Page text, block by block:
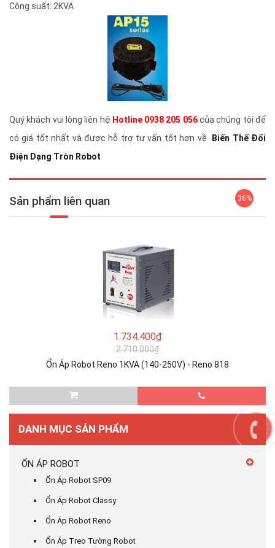
Công suất: 2KVA
Quý khách vui lòng liên hệ Hotline 0938 205 056của chúng tôi để
có giá tốt nhất và được hỗ trợ tư vấn tốt hơn về
Biến Thế Đổi
Điện Dạng Tròn Robot
Sản phẩm liên quan
1.734.400₫
2.710.000₫
Ổn Áp Robot Reno 1KVA (140-250V) - Reno 818
36%
DANH MỤC SẢN PHẨM
ỔN ÁP ROBOT
Ổn Áp Robot SP09
Ổn Áp Robot Classy
Ổn Áp Robot Reno
Ổn Áp Treo Tường Robot